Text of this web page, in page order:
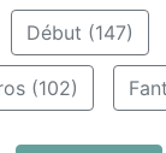
Début (147)
(102)